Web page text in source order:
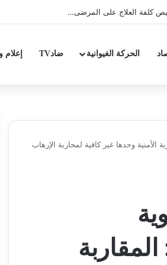
الحركة الغيوانية ضادTV إعلام
وحدها غير كافية لمحاربة الإرهاب